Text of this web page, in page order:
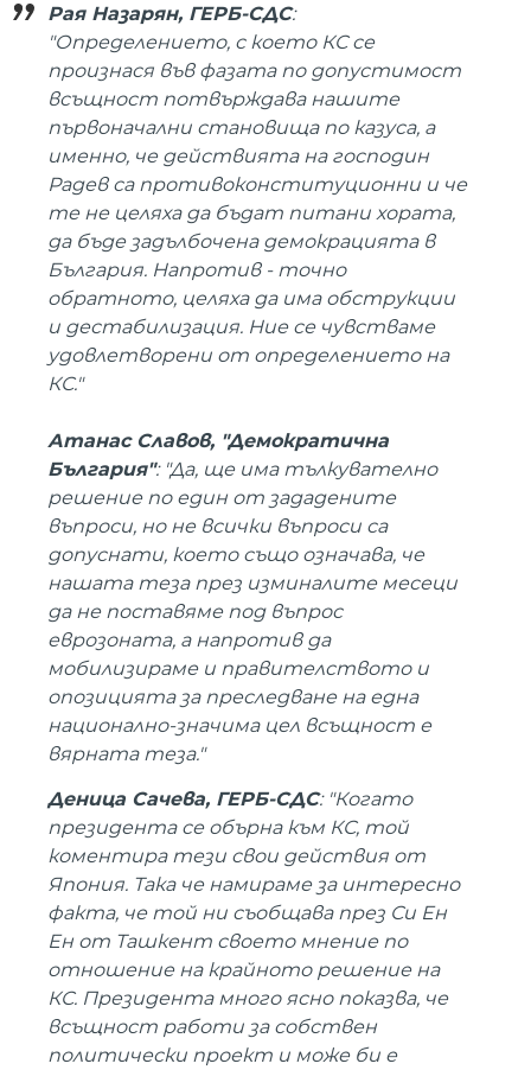
Рая Назарян, ГЕРБ-СДС:
"Определението, с което КС се
произнася във фазата по допустимост
всъщност потвърждава нашите
първоначални становища по казуса, а
именно, че действията на господин
Радев са противоконституционни и че
те не целяха да бъдат питани хората,
да бъде задълбочена демокрацията в
България. Напротив - точно
обратното, целяха да има обструкции
и дестабилизация. Ние се чувстваме
удовлетворени от определението на
КС."
Атанас Славов, "Демократична
България": "Да, ще има тълкувателно
решение по един от зададените
въпроси, но не всички въпроси са
допуснати, което също означава, че
нашата теза през изминалите месеци
да не поставяме под въпрос
еврозоната, а напротив да
мобилизираме и правителството и
опозицията за преследване на една
национално-значима цел всъщност е
вярната теза."
Деница Сачева, ГЕРБ-СДС: "Когато
президента се обърна към КС, той
коментира тези свои действия от
Япония. Така че намираме за интересно
факта, че той ни съобщава през Си Ен
Ен от Ташкент своето мнение по
отношение на крайното решение на
КС. Президента много ясно показва, че
всъщност работи за собствен
политически проект и може би е